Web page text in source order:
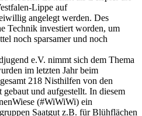
Lippe auf
angelegt werden. Des
Technik investiert worden, um
noch sparsamer und noch
e.V. nimmt sich dem Thema
im letzten Jahr beim
218 Nisthilfen von den
und aufgestellt. In diesem
(#WiWiWi) ein
Saatgut z.B. für Blühflächen